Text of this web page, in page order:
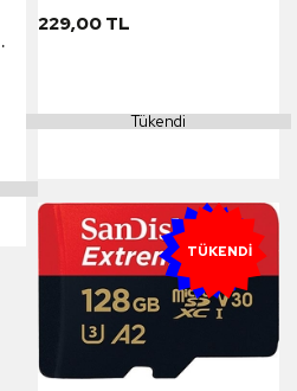
229,00 TL
Tükendi
YENI
TÜKENDI